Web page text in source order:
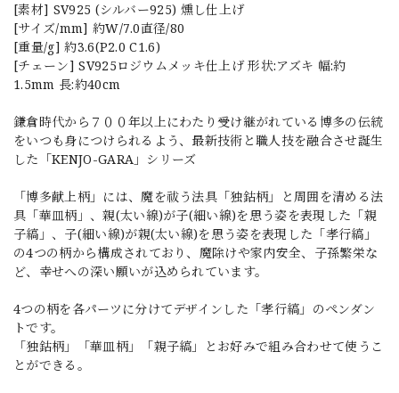
[素材] SV925 (シルバー925) 燻し仕上げ
[サイズ/mm] 約W/7.0直径/80
[重量/g] 約3.6(P2.0 C1.6)
[チェーン] SV925ロジウムメッキ仕上げ 形状:アズキ 幅:約
1.5mm 長:約40cm
鎌倉時代から７００年以上にわたり受け継がれている博多の伝統
をいつも身につけられるよう、最新技術と職人技を融合させ誕生
した「KENJO-GARA」シリーズ
「博多献上柄」には、魔を祓う法具「独鈷柄」と周囲を清める法
具「華皿柄」、親(太い線)が子(細い線)を思う姿を表現した「親
子縞」、子(細い線)が親(太い線)を思う姿を表現した「孝行縞」
の4つの柄から構成されており、魔除けや家内安全、子孫繁栄な
ど、幸せへの深い願いが込められています。
4つの柄を各パーツに分けてデザインした「孝行縞」のペンダン
トです。
「独鈷柄」「華皿柄」「親子縞」とお好みで組み合わせて使うこ
とができる。